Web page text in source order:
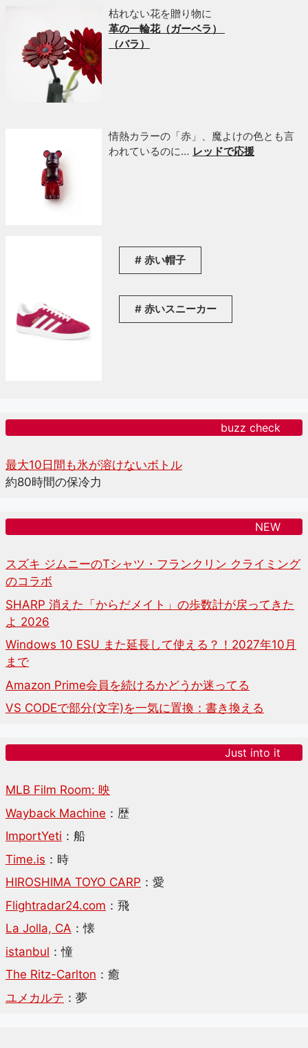
枯れない花を贈り物に
革の一輪花（ガーベラ）
（バラ）
情熱カラーの「赤」、魔よけの色とも言
われているのに… レッドで応援
赤い帽子
赤いスニーカー
buzz check
最大10日間も氷が溶けないボトル
約80時間の保冷力
NEW
スズキ ジムニーのTシャツ・フランクリン クライミング
のコラボ
SHARP 消えた「からだメイト」の歩数計が戻ってきた
よ 2026
Windows 10 ESU また延長して使える？！2027年10月
まで
Amazon Prime会員を続けるかどうか迷ってる
VS CODEで部分(文字)を一気に置換：書き換える
Just into it
MLB Film Room: 映
Wayback Machine ：歴
ImportYeti ：船
Time.is ：時
HIROSHIMA TOYO CARP ：愛
Flightradar24.com ：飛
La Jolla, CA ：懐
istanbul ：憧
The Ritz-Carlton ：癒
ユメカルテ ：夢